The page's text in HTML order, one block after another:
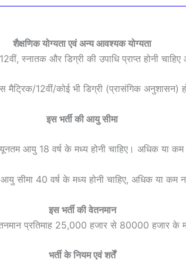
शैक्षणिक योग्यता एवं अन्य आवश्यक योग्यता
12वीं, स्नातक और डिग्री की उपाधि प्राप्त होनी
मैट्रिक/12वीं/कोई भी डिग्री (प्रासंगिक अनुशासन)
इस भर्ती की आयु सीमा
आयु 18 वर्ष के मध्य होनी चाहिए। अधिक या कम
सीमा 40 वर्ष के मध्य होनी चाहिए, अधिक या कम
इस भर्ती की वेतनमान
प्रतिमाह 25,000 हजार से 80000 हजार के
भर्ती के नियम एवं शर्तें